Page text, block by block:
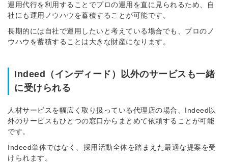
運用代行を利用することでプロの運用を直に見られるため、自
社にも運用ノウハウを蓄積することが可能です。
長期的には自社で運用したいと考えている場合でも、プロのノ
ウハウを蓄積することは大きな財産になります。
Indeed（インディード）以外のサービスも一緒
に受けられる
人材サービスを幅広く取り扱っている代理店の場合、Indeed以
外のサービスもひとつの窓口からまとめて依頼することが可能
です。
Indeed単体ではなく、採用活動全体を踏まえた最適な提案を受
けられます。